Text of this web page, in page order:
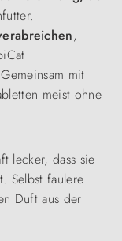
,
mit
meist ohne
lecker, dass sie
Selbst faulere
Duft aus der